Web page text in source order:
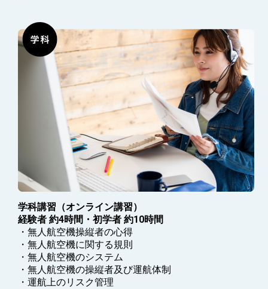
学科講習（オンライン講習）
経験者 約4時間・初学者 約10時間
・無人航空機操縦者の心得
・無人航空機に関する規則
・無人航空機のシステム
・無人航空機の操縦者及び運航体制
・運航上のリスク管理